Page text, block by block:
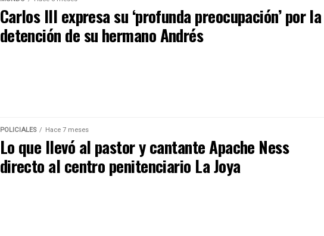
Carlos III expresa su ‘profunda preocupación’ por la
detención de su hermano Andrés
POLICIALES Hace 7 meses
Lo que llevó al pastor y cantante Apache Ness
directo al centro penitenciario La Joya